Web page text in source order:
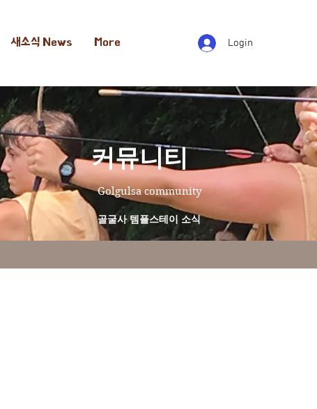
새소식 News More Login
​커뮤니티
Golgulsa community
골굴사 템플스테이 소식